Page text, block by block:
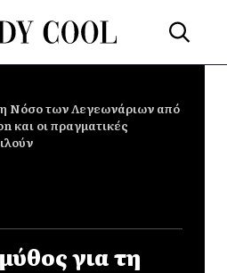
Νόσο των Λεγεωνάριων από
και οι πραγματικές
για τη